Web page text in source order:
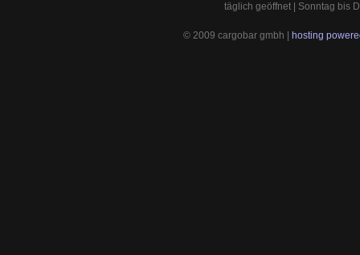
täglich geöffnet | Sonntag bis
© 2009 cargobar gmbh | hosting